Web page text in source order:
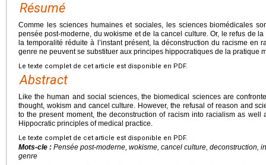
Résumé
Comme les sciences humaines et sociales, les sciences biomédicales
pensée post-moderne, du wokisme et de la cancel culture. Or, le refus de
la temporalité réduite à l’instant présent, la déconstruction du racisme en
genre ne peuvent se substituer aux principes hippocratiques de la pratique
Le texte complet de cet article est disponible en PDF.
Abstract
Like the human and social sciences, the biomedical sciences are
thought, wokism and cancel culture. However, the refusal of reason and
to the present moment, the deconstruction of racism into racialism as
Hippocratic principles of medical practice.
Le texte complet de cet article est disponible en PDF.
Mots-cle : Pensée post-moderne, wokisme, cancel culture, deconstruction,
genre